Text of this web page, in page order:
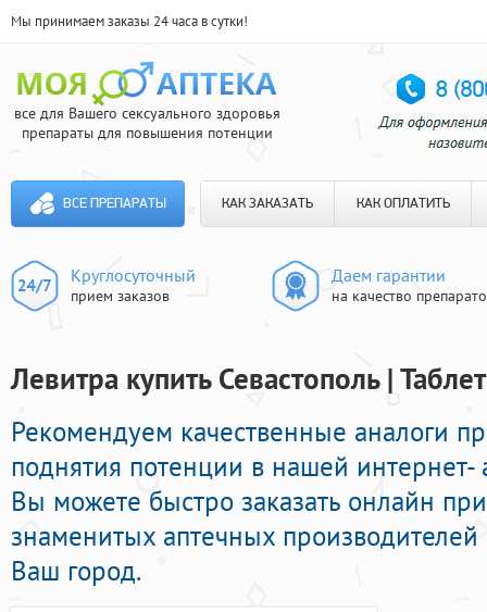
Мы принимаем заказы 24 часа в сутки!
все для Вашего сексуального здоровья
препараты для повышения потенции
ВСЕ ПРЕПАРАТЫ КАК ЗАКАЗАТЬ КАК ОПЛАТИТЬ
Круглосуточный
прием заказов
Даем гарантии
на качество
Левитра купить Севастополь |
Рекомендуем качественные аналоги
поднятия потенции в нашей интернет-
Вы можете быстро заказать онлайн
знаменитых аптечных производителей
Ваш город.